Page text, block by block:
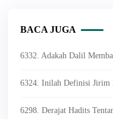
BACA JUGA
6332. Adakah Dalil
6324. Inilah Definisi Jirim
6298. Derajat Hadits